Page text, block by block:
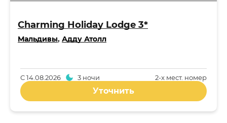
Charming Holiday Lodge 3*
Мальдивы, Адду Атолл
2-x мест. номер
С14.08.2026 3 ночи
Уточнить